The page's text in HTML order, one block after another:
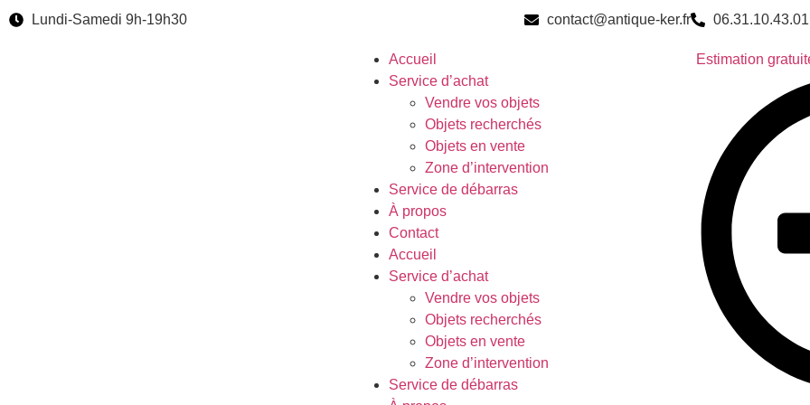
Lundi-Samedi 9h-19h30 contact@antique-ker.fr 06.31.10.43.01
Accueil
Service d’achat
Vendre vos objets
Objets recherchés
Objets en vente
Zone d’intervention
Service de débarras
À propos
Contact
Accueil
Service d’achat
Vendre vos objets
Objets recherchés
Objets en vente
Zone d’intervention
Service de débarras
Estimation